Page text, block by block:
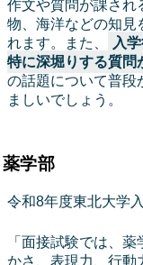
作文や質問が課され
物、海洋などの知見
れます。また、
入
特に深堀りする質問
の話題について普段
ましいでしょう。
薬学部
令和8年度東北大学
「面接試験では、
かさ、表現力、行動